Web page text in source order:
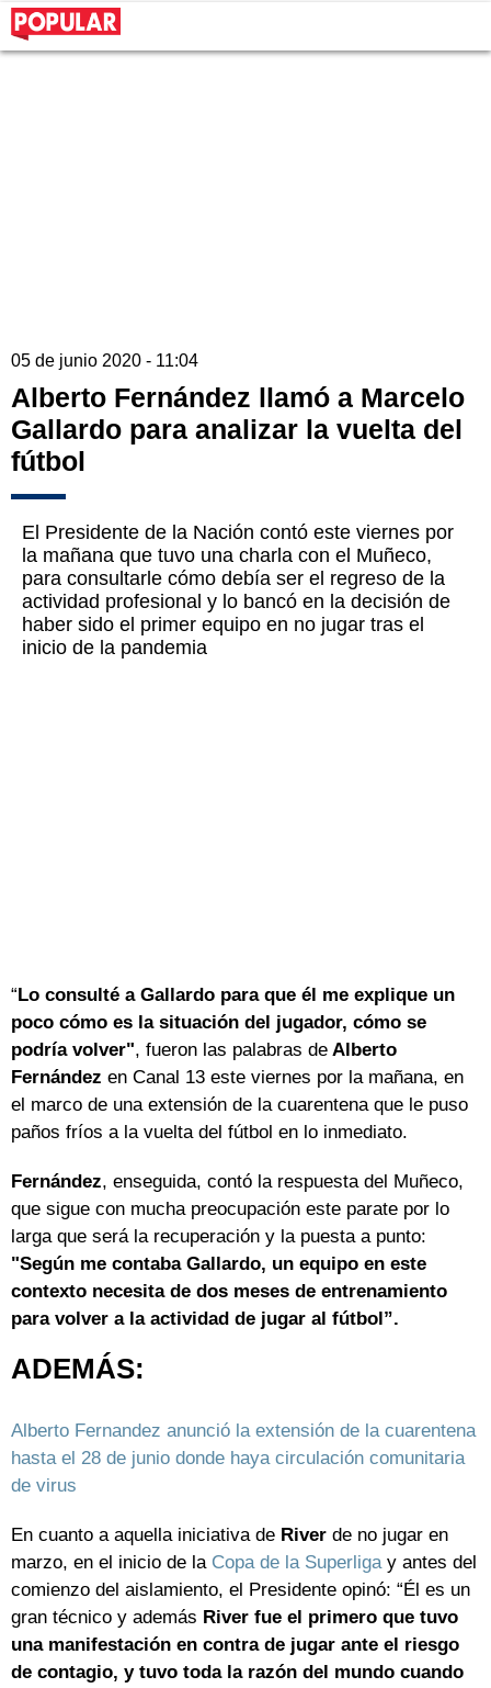
05 de junio 2020 - 11:04
Alberto Fernández llamó a Marcelo
Gallardo para analizar la vuelta del
fútbol
El Presidente de la Nación contó este viernes por
la mañana que tuvo una charla con el Muñeco,
para consultarle cómo debía ser el regreso de la
actividad profesional y lo bancó en la decisión de
haber sido el primer equipo en no jugar tras el
inicio de la pandemia
“Lo consulté a Gallardo para que él me explique un
poco cómo es la situación del jugador, cómo se
podría volver", fueron las palabras de Alberto
Fernández en Canal 13 este viernes por la mañana, en
el marco de una extensión de la cuarentena que le puso
paños fríos a la vuelta del fútbol en lo inmediato.
Fernández, enseguida, contó la respuesta del Muñeco,
que sigue con mucha preocupación este parate por lo
larga que será la recuperación y la puesta a punto:
"Según me contaba Gallardo, un equipo en este
contexto necesita de dos meses de entrenamiento
para volver a la actividad de jugar al fútbol”.
ADEMÁS:
Alberto Fernandez anunció la extensión de la cuarentena
hasta el 28 de junio donde haya circulación comunitaria
de virus
En cuanto a aquella iniciativa de River de no jugar en
marzo, en el inicio de la Copa de la Superligay antes del
comienzo del aislamiento, el Presidente opinó: “Él es un
gran técnico y además River fue el primero que tuvo
una manifestación en contra de jugar ante el riesgo
de contagio, y tuvo toda la razón del mundo cuando